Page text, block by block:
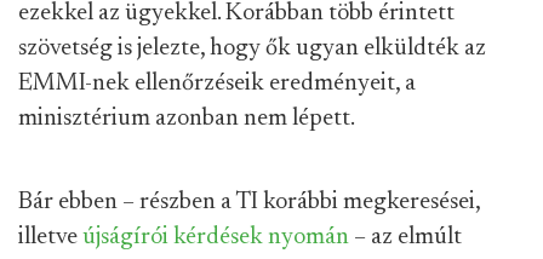
ezekkel az ügyekkel. Korábban több érintett
szövetség is jelezte, hogy ők ugyan elküldték az
EMMI-nek ellenőrzéseik eredményeit, a
minisztérium azonban nem lépett.
Bár ebben – részben a TI korábbi megkeresései,
illetve újságírói kérdések nyomán – az elmúlt